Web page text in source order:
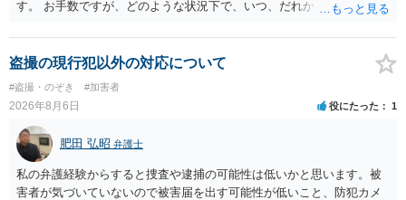
す。 お手数ですが、どのような状況下で、いつ、だれからどのような
の程度だと聞いているのかということについて、お近くで詳細な法律
相談を受けられたうえで対処方法を探された方がよいと思われます。
一般論でいえば、任意取り調べの場合、ＩＣレコーダーを持参して取
り調べ内容を録音することは必須だと考えます。
盗撮の現行犯以外の対応について
#盗撮・のぞき #加害者
2026年8月6日 役にたった 1
肥田 弘昭 弁護士
私の弁護経験からすると捜査や逮捕の可能性は低いかと思います。被
害者が気づいていないので被害届を出す可能性が低いこと、防犯カメ